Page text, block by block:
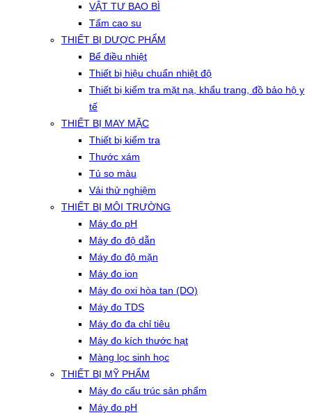
VẬT TƯ BAO BÌ
Tấm cao su
THIẾT BỊ DƯỢC PHẨM
Bể điều nhiệt
Thiết bị hiệu chuẩn nhiệt độ
Thiết bị kiểm tra mặt nạ, khẩu trang, đồ bảo hộ y
tế
THIẾT BỊ MAY MẶC
Thiết bị kiểm tra
Thước xám
Tủ so màu
Vải thử nghiệm
THIẾT BỊ MÔI TRƯỜNG
Máy đo pH
Máy đo độ dẫn
Máy đo độ mặn
Máy đo ion
Máy đo oxi hòa tan (DO)
Máy đo TDS
Máy đo đa chỉ tiêu
Máy đo kích thước hạt
Màng lọc sinh học
THIẾT BỊ MỸ PHẨM
Máy đo cấu trúc sản phẩm
Máy đo pH